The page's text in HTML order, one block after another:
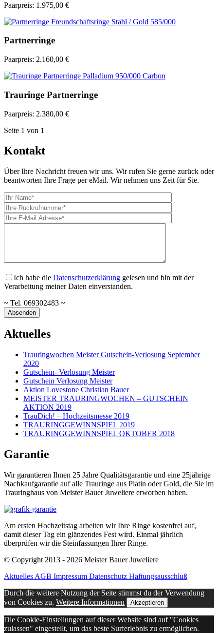
Paarpreis: 1.975,00 €
Partnerringe
Paarpreis: 2.160,00 €
Trauringe Partnerringe
Paarpreis: 2.380,00 €
Seite 1 von 1
Kontakt
Über Ihre Nachricht freuen wir uns. Wir rufen Sie gerne zurück oder
beantworten Ihre Frage per eMail. Wir nehmen uns Zeit für Sie.
Ich habe die Datenschutzerklärung gelesen und bin mit der
Verarbeitung meiner Daten einverstanden.
~ Tel. 069302483 ~
Aktuelles
Trauringwochen Meister Gutschein-Verlosung September
2020
Gutschein- Verlosung Meister
Gutschein Verlosung Meister
Aktion Lovestone Christian Bauer
MEISTER TRAURINGWOCHEN – GUTSCHEIN
AKTION 2019
TrauDich! – Hochzeitsmesse 2019
TRAURINGGEWINNSPIEL 2019
TRAURINGGEWINNSPIEL OKTOBER 2018
Garantie
Wir garantieren Ihnen 25 Jahre Qualitätsgarantie und eine 25jährige
Nachkaufgarantie auf alle Trauringe aus Platin oder Gold, die Sie im
Trauringhaus von Meister Bauer Juweliere erworben haben.
Am ersten Hochzeitstag arbeiten wir Ihre Ringe kostenfrei auf,
damit dieser Tag ein glänzendes Fest wird. Einmal jährlich
überprüfen wir die Steinfassungen Ihrer Ringe.
© Copyright 2013 - 2026 Meister Bauer Juweliere
Aktuelles AGB Impressum Datenschutz Haftungsausschluß
Durch die weitere Nutzung der Seite stimmst du der Verwendung
von Cookies zu. Weitere Informationen Akzeptieren
Die Cookie-Einstellungen auf dieser Website sind auf "Cookies
zulassen" eingestellt, um das beste Surferlebnis zu ermöglichen.